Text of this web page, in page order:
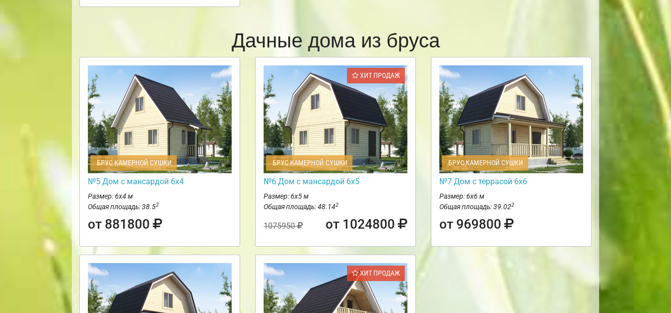
Дачные дома из бруса
БРУС КАМЕРНОЙ СУШКИ
№5 Дом с мансардой 6х4
Размер: 6х4 м
Общая площадь: 38.52
от 881800
ХИТ ПРОДАЖ
БРУС КАМЕРНОЙ СУШКИ
№6 Дом с мансардой 6х5
Размер: 6х5 м
Общая площадь: 48.142
1075950 от 1024800
БРУС КАМЕРНОЙ СУШКИ
№7 Дом с террасой 6х6
Размер: 6х6 м
Общая площадь: 39.022
от 969800
ХИТ ПРОДАЖ